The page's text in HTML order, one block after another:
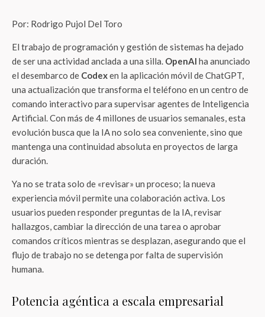
Por: Rodrigo Pujol Del Toro
El trabajo de programación y gestión de sistemas ha dejado
de ser una actividad anclada a una silla. OpenAI ha anunciado
el desembarco de Codexen la aplicación móvil de ChatGPT,
una actualización que transforma el teléfono en un centro de
comando interactivo para supervisar agentes de Inteligencia
Artificial. Con más de 4 millones de usuarios semanales, esta
evolución busca que la IA no solo sea conveniente, sino que
mantenga una continuidad absoluta en proyectos de larga
duración.
Ya no se trata solo de «revisar» un proceso; la nueva
experiencia móvil permite una colaboración activa. Los
usuarios pueden responder preguntas de la IA, revisar
hallazgos, cambiar la dirección de una tarea o aprobar
comandos críticos mientras se desplazan, asegurando que el
flujo de trabajo no se detenga por falta de supervisión
humana.
Potencia agéntica a escala empresarial